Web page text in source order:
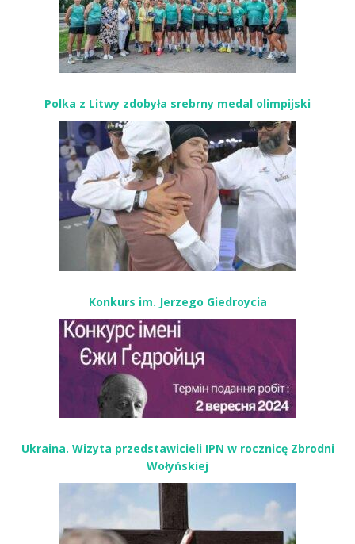
Polka z Litwy zdobyła srebrny medal olimpijski
Konkurs im. Jerzego Giedroycia
Ukraina. Wizyta przedstawicieli IPN w rocznicę Zbrodni
Wołyńskiej